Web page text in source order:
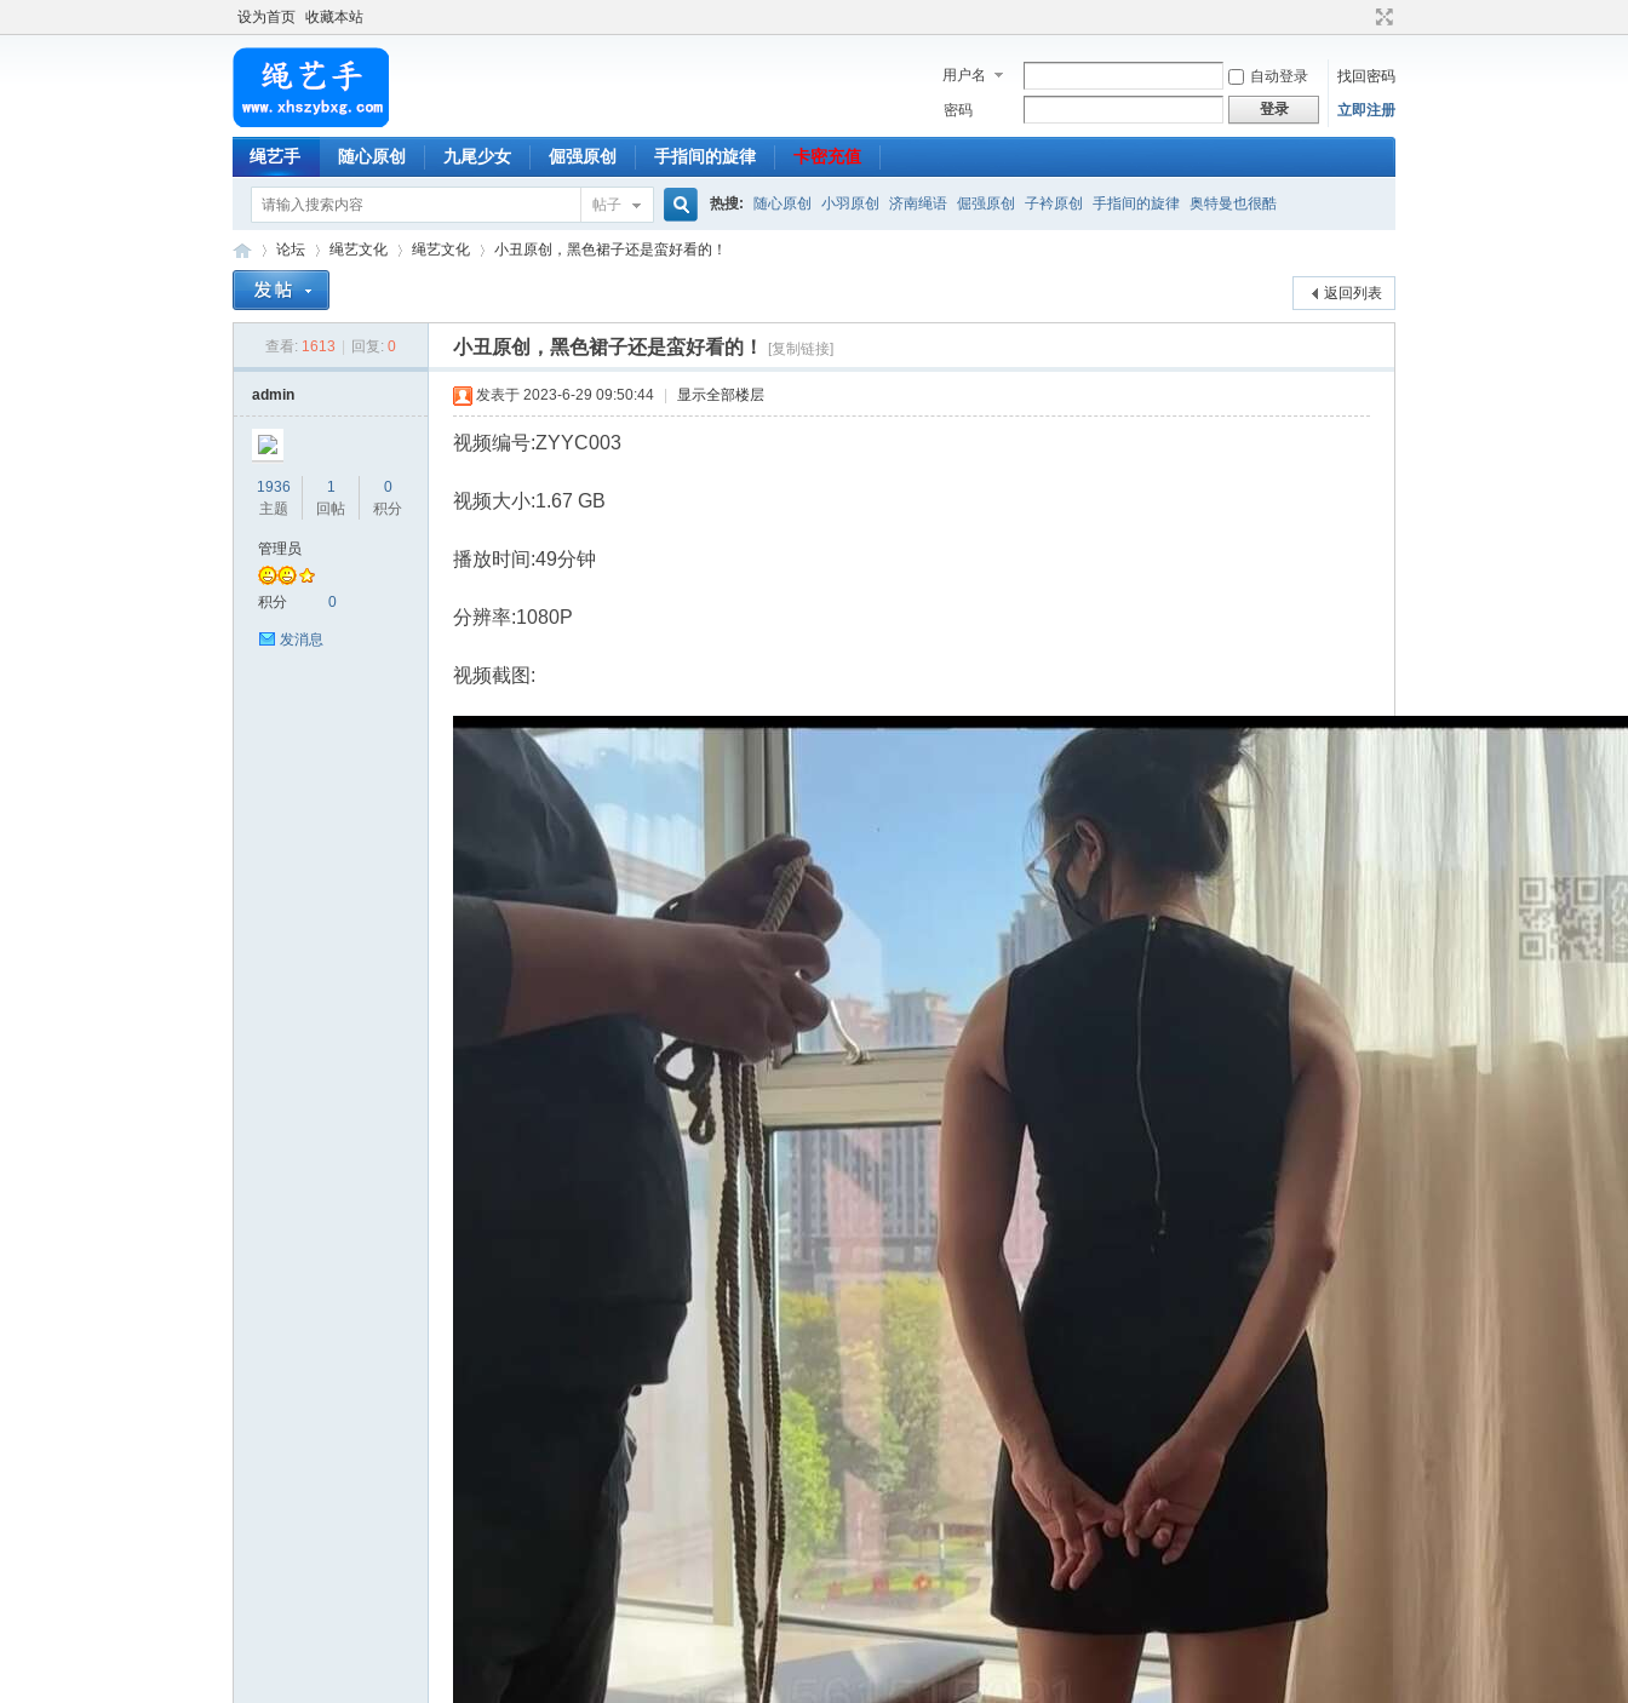
设为首页 收藏本站
用户名 自动登录
找回密码
密码
登录 立即注册
绳艺手 随心原创 九尾少女 倔强原创 手指间的旋律 卡密充值
帖子
搜
索
热搜: 随心原创 小羽原创 济南绳语 倔强原创 子衿原创 手指间的旋律 奥特曼也很酷
论坛
›
绳艺文化
›
绳艺文化
›
小丑原创，黑色裙子还是蛮好看的！
返回列表
查看: 1613 回复: 0 小丑原创，黑色裙子还是蛮好看的！ [复制链接]
admin
1936
主题
1
回帖
0
积分
管理员
积分 0
发消息
发表于 2023-6-29 09:50:44 显示全部楼层
视频编号:ZYYC003
视频大小:1.67 GB
播放时间:49分钟
分辨率:1080P
视频截图: